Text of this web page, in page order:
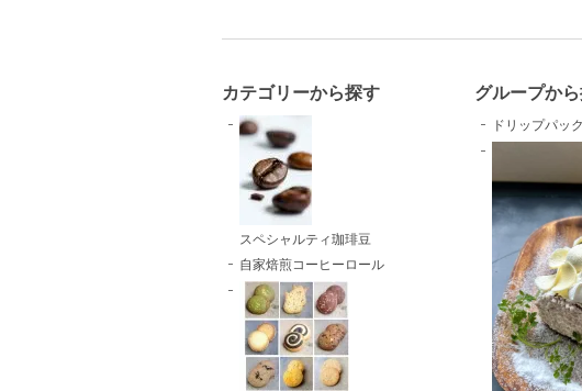
カテゴリーから探す
スペシャルティ珈琲豆
自家焙煎コーヒーロール
グループか
ドリップパック